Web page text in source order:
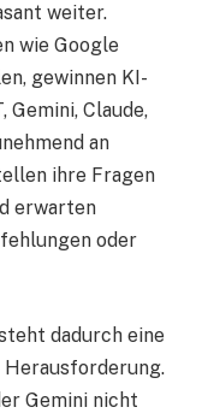
weiter.
wie Google
gewinnen KI-
Claude,
an
ihre Fragen
erwarten
oder
dadurch eine
Herausforderung.
Gemini nicht